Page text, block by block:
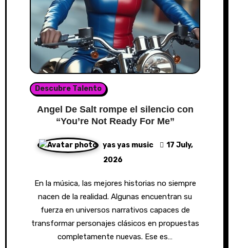
Descubre Talento
Angel De Salt rompe el silencio con
“You’re Not Ready For Me”
yas yas music
17 July,
2026
En la música, las mejores historias no siempre
nacen de la realidad. Algunas encuentran su
fuerza en universos narrativos capaces de
transformar personajes clásicos en propuestas
completamente nuevas. Ese es…